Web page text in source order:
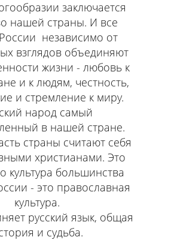
заключается
нашей страны. И все
независимо от
взглядов объединяют
жизни - любовь к
и к людям, честность,
и стремление к миру.
народ самый
в нашей стране.
страны считают себя
христианами. Это
культура большинства
- это православная
культура.
русский язык, общая
и судьба.